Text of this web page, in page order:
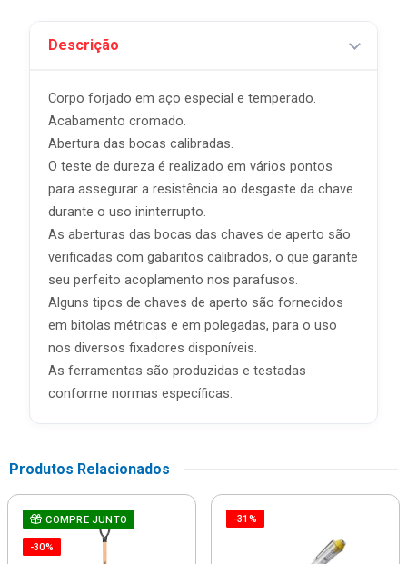
Descrição
Corpo forjado em aço especial e temperado.
Acabamento cromado.
Abertura das bocas calibradas.
O teste de dureza é realizado em vários pontos
para assegurar a resistência ao desgaste da chave
durante o uso ininterrupto.
As aberturas das bocas das chaves de aperto são
verificadas com gabaritos calibrados, o que garante
seu perfeito acoplamento nos parafusos.
Alguns tipos de chaves de aperto são fornecidos
em bitolas métricas e em polegadas, para o uso
nos diversos fixadores disponíveis.
As ferramentas são produzidas e testadas
conforme normas específicas.
Produtos Relacionados
COMPRE JUNTO
-30%
-31%